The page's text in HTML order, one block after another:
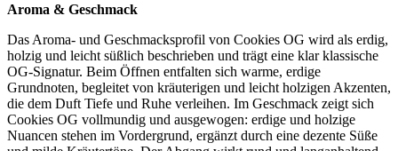
Aroma & Geschmack
Das Aroma- und Geschmacksprofil von Cookies OG wird als erdig,
holzig und leicht süßlich beschrieben und trägt eine klar klassische
OG-Signatur. Beim Öffnen entfalten sich warme, erdige
Grundnoten, begleitet von kräuterigen und leicht holzigen Akzenten,
die dem Duft Tiefe und Ruhe verleihen. Im Geschmack zeigt sich
Cookies OG vollmundig und ausgewogen: erdige und holzige
Nuancen stehen im Vordergrund, ergänzt durch eine dezente Süße